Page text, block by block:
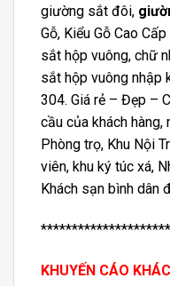
giường sắt đôi,
Gỗ, Kiểu Gỗ Cao
sắt hộp vuông, chữ
sắt hộp vuông nhập
304. Giá rẻ – Đẹp –
cầu của khách hàng,
Phòng trọ, Khu Nội
viên, khu ký túc xá,
Khách sạn bình dân
KHUYẾN CÁO